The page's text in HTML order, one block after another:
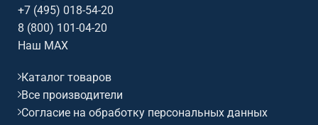
+7 (495) 018-54-20
8 (800) 101-04-20
Наш MAX
Каталог товаров
Все производители
Согласие на обработку персональных данных